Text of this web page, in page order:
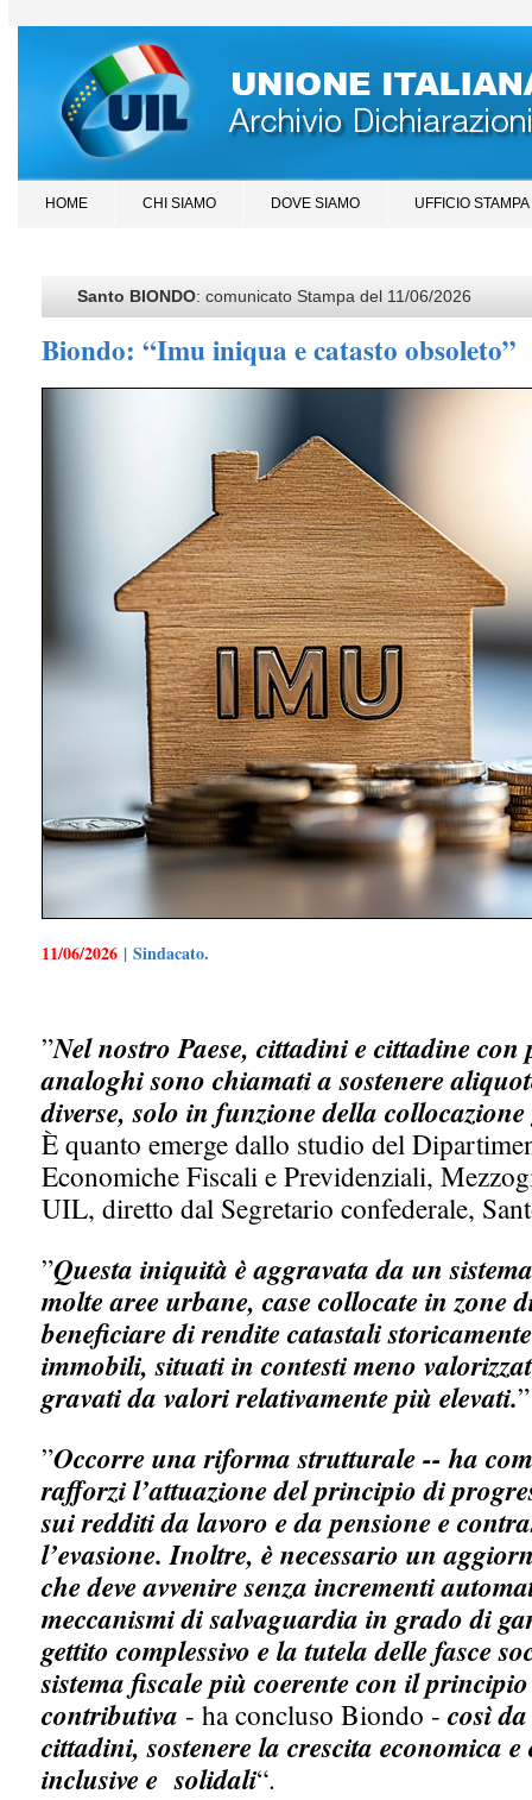
HOME CHI SIAMO DOVE SIAMO UFFICIO STAMPA
Santo BIONDO: comunicato Stampa del 11/06/2026
Biondo: “Imu iniqua e catasto obsoleto”
11/06/2026 | Sindacato.
”Nel nostro Paese, cittadini e cittadine
analoghi sono chiamati a sostenere
diverse, solo in funzione della
È quanto emerge dallo studio del
Economiche Fiscali e Previdenziali,
UIL, diretto dal Segretario confederale,
”Questa iniquità è aggravata da un
molte aree urbane, case collocate in zone
beneficiare di rendite catastali
immobili, situati in contesti meno
gravati da valori relativamente più elevati.”
”Occorre una riforma strutturale -- ha
rafforzi l’attuazione del principio di
sui redditi da lavoro e da pensione e
l’evasione. Inoltre, è necessario un
che deve avvenire senza incrementi
meccanismi di salvaguardia in grado di
gettito complessivo e la tutela delle fasce
sistema fiscale più coerente con il
contributiva - ha concluso Biondo - così
cittadini, sostenere la crescita economica
inclusive e solidali“.